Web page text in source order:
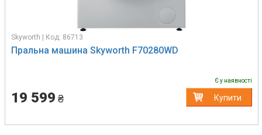
Skyworth | Код: 86713
Пральна машина Skyworth F70280WD
Є у наявності
19 599 ₴ Купити